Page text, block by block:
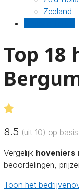
Zeeland
Top 18
8.5 (uit 10) op
Vergelijk hoveniers
beoordelingen,
Toon het